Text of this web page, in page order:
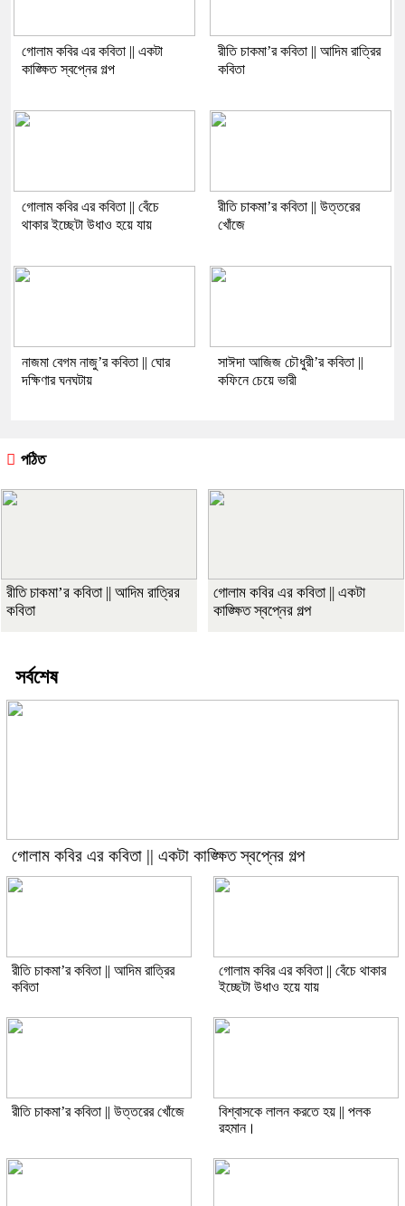
গোলাম কবির এর কবিতা || একটা
কাঙ্ক্ষিত স্বপ্নের গল্প
রীতি চাকমা’র কবিতা || আদিম রাত্রির
কবিতা
গোলাম কবির এর কবিতা || বেঁচে
থাকার ইচ্ছেটা উধাও হয়ে যায়
রীতি চাকমা’র কবিতা || উত্তরের
খোঁজে
নাজমা বেগম নাজু’র কবিতা || ঘোর
দক্ষিণার ঘনঘটায়
সাঈদা আজিজ চৌধুরী’র কবিতা ||
কফিনে চেয়ে ভারী
পঠিত
রীতি চাকমা’র কবিতা || আদিম রাত্রির
কবিতা
গোলাম কবির এর কবিতা || একটা
কাঙ্ক্ষিত স্বপ্নের গল্প
সর্বশেষ
গোলাম কবির এর কবিতা || একটা কাঙ্ক্ষিত স্বপ্নের গল্প
রীতি চাকমা’র কবিতা || আদিম রাত্রির
কবিতা
গোলাম কবির এর কবিতা || বেঁচে থাকার
ইচ্ছেটা উধাও হয়ে যায়
রীতি চাকমা’র কবিতা || উত্তরের খোঁজে
বিশ্বাসকে লালন করতে হয় || পলক
রহমান।